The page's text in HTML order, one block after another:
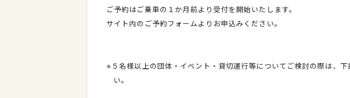
ご予約はご乗車の１か月前より受付を開始いたします。
サイト内のご予約フォームよりお申込みください。
※５名様以上の団体・イベント・貸切運行等についてご検討の際は、
い。